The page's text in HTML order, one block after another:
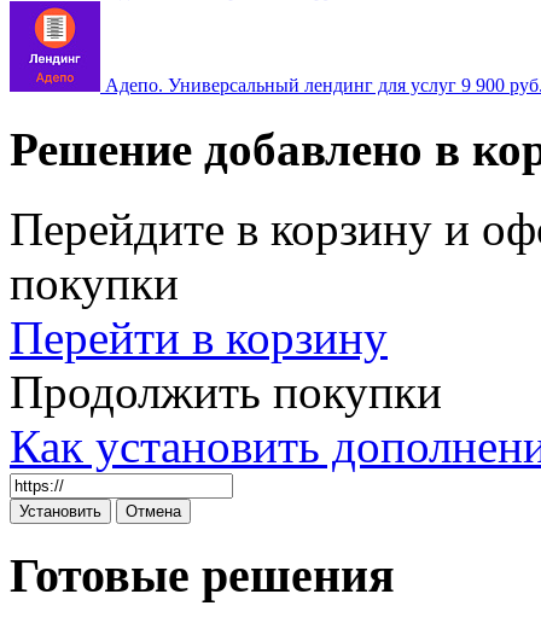
Адепо. Универсальный лендинг для услуг 9 900
Решение добавлено в
Перейдите в корзину и
покупки
Перейти в корзину
Продолжить покупки
Как установить
Готовые решения